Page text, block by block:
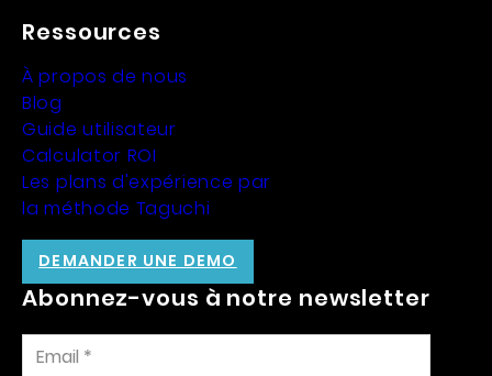
Ressources
À propos de nous
Blog
Guide utilisateur
Calculator ROI
Les plans d'expérience par
la méthode Taguchi
Abonnez-vous à notre newsletter
DEMANDER UNE DEMO